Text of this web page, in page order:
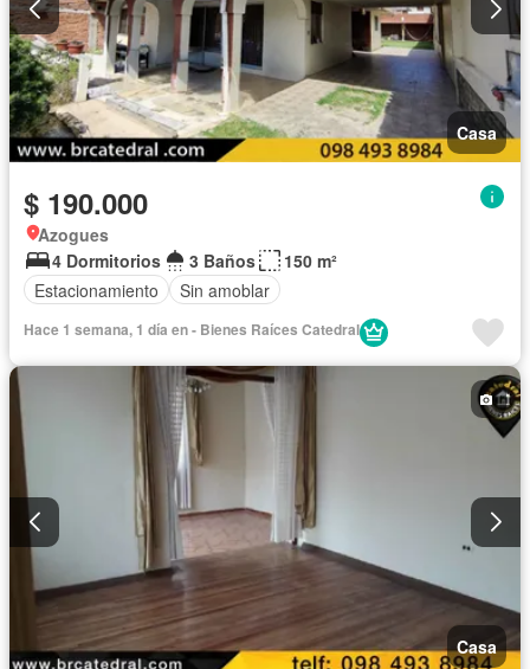
Casa
$ 190.000
Azogues
4 Dormitorios
3 Baños
150 m²
Estacionamiento
Sin amoblar
Hace 1 semana, 1 día en - Bienes Raíces Catedral
Casa